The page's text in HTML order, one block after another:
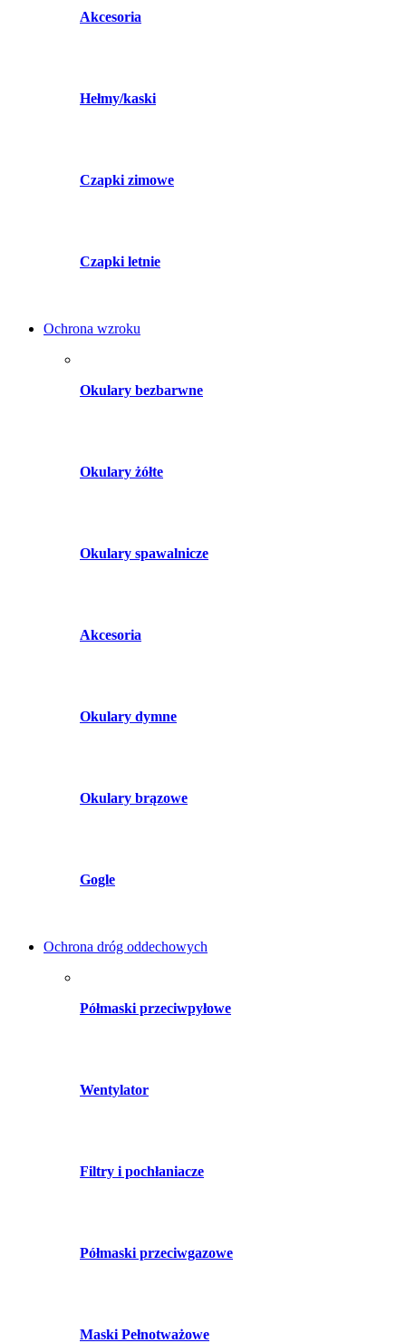
Akcesoria
Hełmy/kaski
Czapki zimowe
Czapki letnie
Ochrona wzroku
Okulary bezbarwne
Okulary żółte
Okulary spawalnicze
Akcesoria
Okulary dymne
Okulary brązowe
Gogle
Ochrona dróg oddechowych
Półmaski przeciwpyłowe
Wentylator
Filtry i pochłaniacze
Półmaski przeciwgazowe
Maski Pełnotważowe